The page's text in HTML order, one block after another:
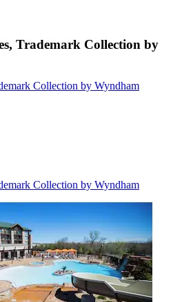
Trademark Collection by
Collection by Wyndham
Collection by Wyndham